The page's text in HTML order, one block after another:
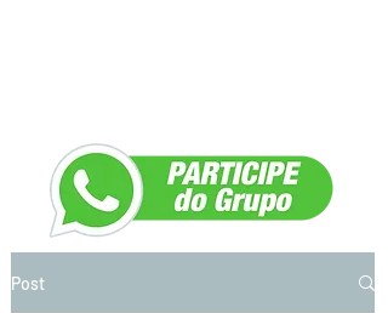
Post